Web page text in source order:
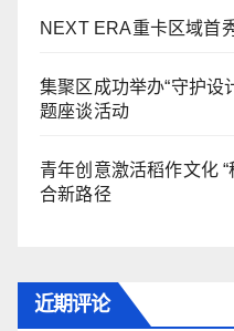
NEXT ERA重卡区域首
集聚区成功举办“守护设
题座谈活动
青年创意激活稻作文化
合新路径
近期评论